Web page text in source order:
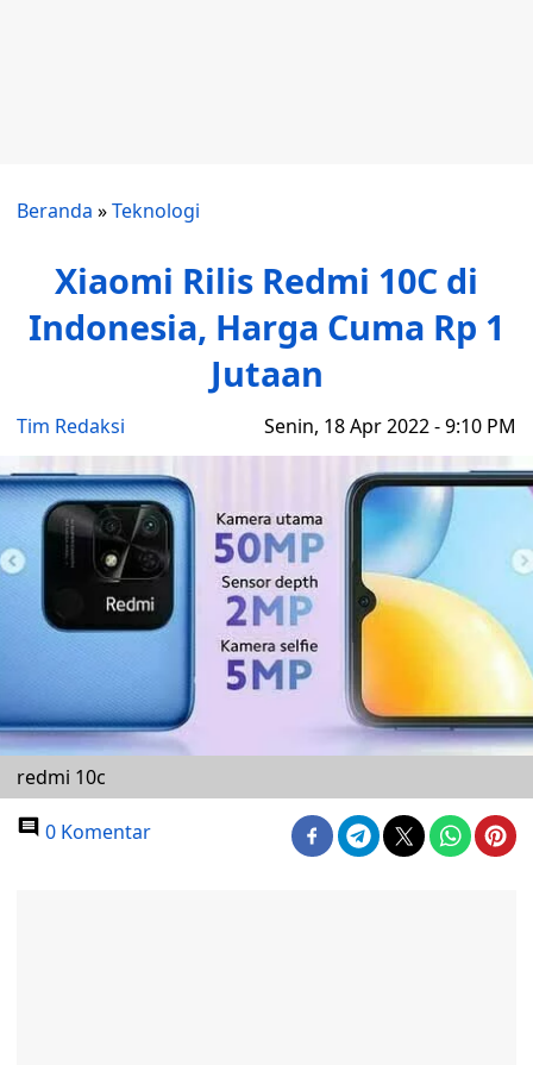
Beranda »Teknologi
Xiaomi Rilis Redmi 10C di
Indonesia, Harga Cuma Rp 1
Jutaan
Tim Redaksi Senin, 18 Apr 2022 - 9:10 PM
redmi 10c
0 Komentar